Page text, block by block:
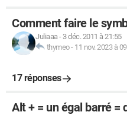
Comment faire le
Juliaaa- 3 déc. 2011 à 21:55
thymeo- 11 nov. 2023 à
17 réponses
Alt + = un égal barré =